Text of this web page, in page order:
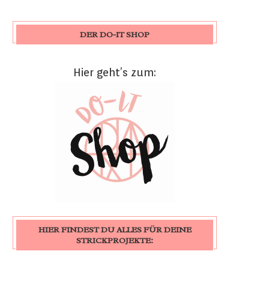
DER DO-IT SHOP
Hier geht’s zum:
HIER FINDEST DU ALLES FÜR DEINE
STRICKPROJEKTE: